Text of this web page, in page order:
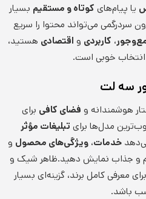
یا پیام‌های کوتاه و مستقیم بسیار
می‌تواند محتوا را سریع
، کاربردی و اقتصادی هستید،
خوبی است.
سه لت
هوشمندانه و فضای کافی برای
مدل‌ها برای تبلیغات مؤثر
خدمات،ویژگی‌های محصول و
و جذاب نمایش دهید.ظاهر شیک و
معرفی کامل برند، گزینه‌ای بسیار
باشد.